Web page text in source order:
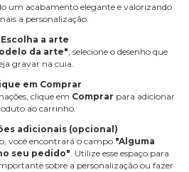
um acabamento elegante e valorizando
a personalização.
Escolha a arte
da arte" , selecione o desenho que
gravar na cuia.
em Comprar
clique em Comprar para adicionar
ao carrinho.
adicionais (opcional)
você encontrará o campo "Alguma
seu pedido" . Utilize esse espaço para
sobre a personalização ou fazer